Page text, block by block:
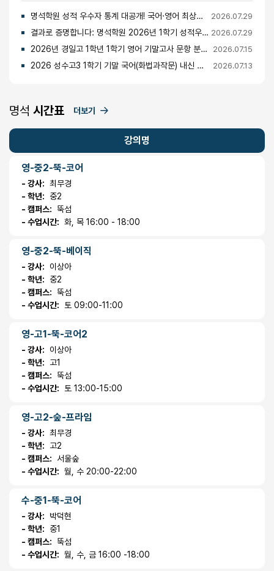
명석학원 성적 우수자 통계 대공개! 국어·영어 최상위권의 비밀 2026.07.29
결과로 증명합니다: 명석학원 2026년 1학기 성적우수자 명단 공개 2026.07.29
2026년 경일고 1학년 1학기 영어 기말고사 문항 분석 및 총평 2026.07.15
2026 성수고3 1학기 기말 국어(화법과작문) 내신 분석 및 경향 2026.07.13
명석 시간표 더보기
강의명
영-중2-뚝-코어
- 강사: 최무경
- 학년:
중2
- 캠퍼스:
뚝섬
- 수업시간: 화, 목 16:00 - 18:00
영-중2-뚝-베이직
- 강사:
이상아
- 학년:
중2
- 캠퍼스:
뚝섬
- 수업시간:
토 09:00-11:00
영-고1-뚝-코어2
- 강사:
이상아
- 학년:
고1
- 캠퍼스:
뚝섬
- 수업시간:
토 13:00-15:00
영-고2-숲-프라임
- 강사: 최무경
- 학년:
고2
- 캠퍼스:
서울숲
- 수업시간: 월, 수 20:00-22:00
수-중1-뚝-코어
- 강사:
박덕현
- 학년:
중1
- 캠퍼스:
뚝섬
- 수업시간: 월, 수, 금 16:00 -18:00